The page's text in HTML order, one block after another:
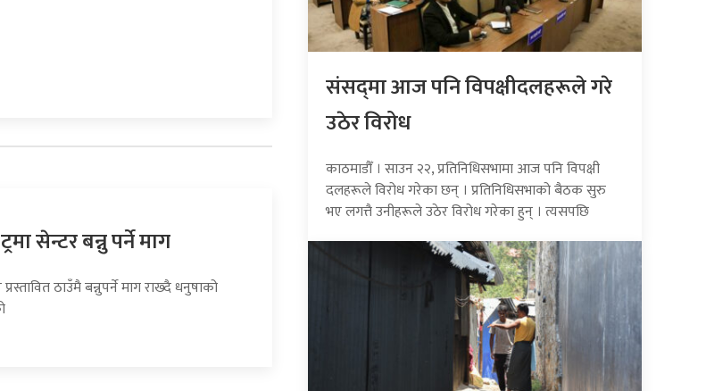
सेन्टर बन्नु पर्ने माग
ठाउँमै बन्नुपर्ने माग राख्दै धनुषाको
संसद्‍मा आज पनि विपक्षीदलहरूले गरे
उठेर विरोध
काठमाडौँ । साउन २२, प्रतिनिधिसभामा आज पनि विपक्षी
दलहरूले विरोध गरेका छन् । प्रतिनिधिसभाको बैठक सुरु
भए लगत्तै उनीहरूले उठेर विरोध गरेका हुन् । त्यसपछि